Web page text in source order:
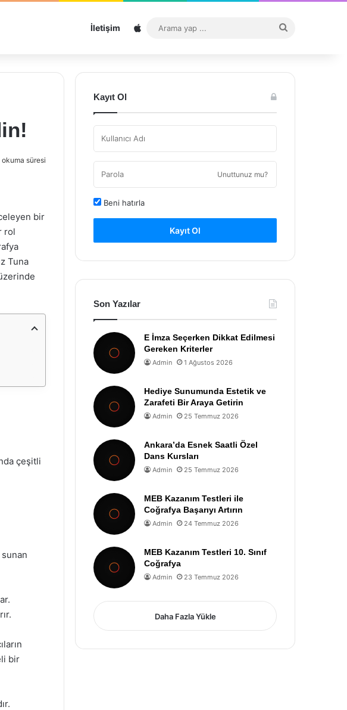
İletişim Sitemap
...
süresi
bir
rol
Tuna
çeşitli
bir
Kayıt Ol
Unuttunuz mu?
Beni hatırla
Kayıt Ol
Son Yazılar
E İmza Seçerken Dikkat Edilmesi
Gereken Kriterler
Admin 1 Ağustos 2026
Hediye Sunumunda Estetik ve
Zarafeti Bir Araya Getirin
Admin 25 Temmuz 2026
Ankara’da Esnek Saatli Özel
Dans Kursları
Admin 25 Temmuz 2026
MEB Kazanım Testleri ile
Coğrafya Başarıyı Artırın
Admin 24 Temmuz 2026
MEB Kazanım Testleri 10. Sınıf
Coğrafya
Admin 23 Temmuz 2026
Daha Fazla Yükle